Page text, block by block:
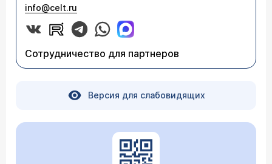
info@celt.ru
Сотрудничество для партнеров
Версия для слабовидящих